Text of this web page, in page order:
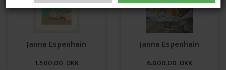
Janna Espenhain
1.500,00 DKK
Janna Espenhain
6.000,00 DKK